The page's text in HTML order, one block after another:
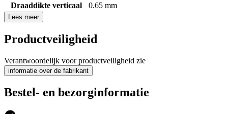
Draaddikte verticaal
0.65 mm
Lees meer
Productveiligheid
Verantwoordelijk voor productveiligheid zie
informatie over de fabrikant
Bestel- en bezorginformatie